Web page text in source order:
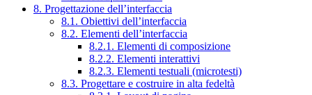
8. Progettazione dell’interfaccia
8.1. Obiettivi dell’interfaccia
8.2. Elementi dell’interfaccia
8.2.1. Elementi di composizione
8.2.2. Elementi interattivi
8.2.3. Elementi testuali (microtesti)
8.3. Progettare e costruire in alta fedeltà